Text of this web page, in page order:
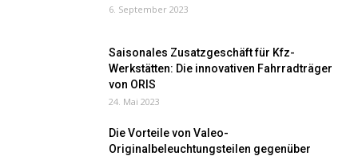
6. September 2023
Saisonales Zusatzgeschäft für Kfz-
Werkstätten: Die innovativen Fahrradträger
von ORIS
24. Mai 2023
Die Vorteile von Valeo-
Originalbeleuchtungsteilen gegenüber